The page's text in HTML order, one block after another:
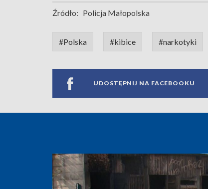
Źródło: Policja Małopolska
#Polska #kibice #narkotyki
UDOSTĘPNIJ NA FACEBOOKU